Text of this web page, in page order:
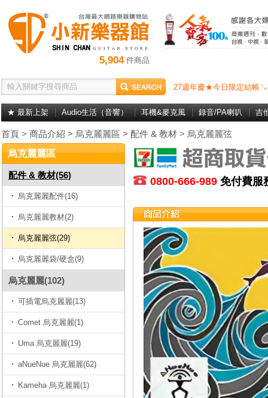
5,904件商品
27週年慶★今日限定結帳
★ 最新上架 Audio生活（音響） 耳機&麥克風 錄音/PA喇叭 吉
首頁 > 商品介紹 > 烏克麗麗區 > 配件 & 教材 > 烏克麗麗弦
烏克麗麗區
配件 & 教材(56)
烏克麗麗配件(16)
烏克麗麗教材(2)
烏克麗麗弦(29)
烏克麗麗袋/硬盒(9)
烏克麗麗(102)
可插電烏克麗麗(13)
Comet 烏克麗麗(1)
Uma 烏克麗麗(19)
aNueNue 烏克麗麗(62)
Kameha 烏克麗麗(1)
0800-666-989 免付費